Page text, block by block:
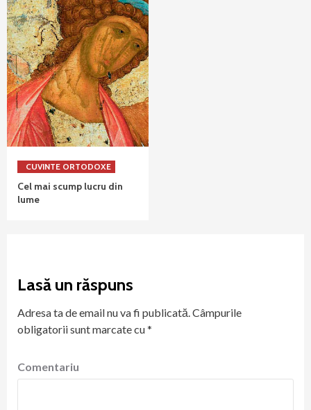
CUVINTE ORTODOXE
Cel mai scump lucru din
lume
Lasă un răspuns
Adresa ta de email nu va fi publicată.Câmpurile
obligatorii sunt marcate cu*
Comentariu